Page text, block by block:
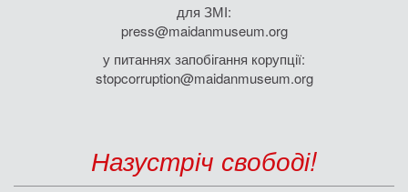
для ЗМІ:
press@maidanmuseum.org
у питаннях запобігання корупції:
stopcorruption@maidanmuseum.org
Назустріч свободі!